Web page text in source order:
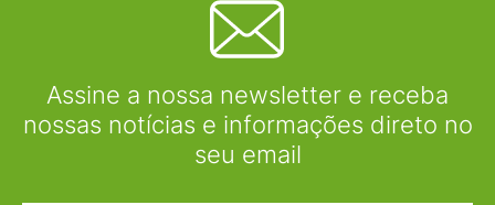
Assine a nossa newsletter e receba
nossas notícias e informações direto no
seu email